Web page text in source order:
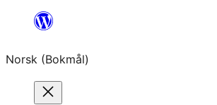
Hopp
innhold
Norsk (Bokmål)